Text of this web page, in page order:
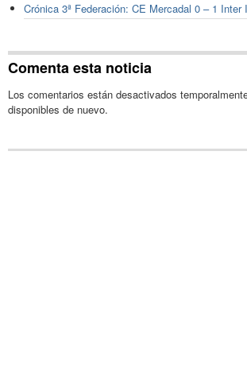
Crónica 3ª Federación: CE Mercadal 0 – 1 Inter
Comenta esta noticia
Los comentarios están desactivados
disponibles de nuevo.